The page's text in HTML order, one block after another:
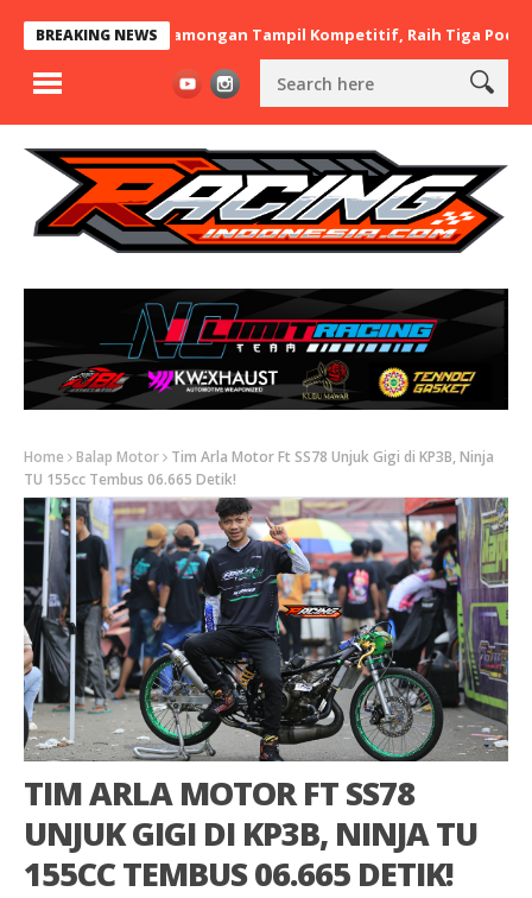
BREAKING NEWS
Asal Lamongan Tampil Kompetitif, Raih Tiga Podium di
Home Balap Motor
Tim Arla Motor Ft SS78 Unjuk Gigi di KP3B, Ninja
TU 155cc Tembus 06.665 Detik!
TIM ARLA MOTOR FT SS78
UNJUK GIGI DI KP3B, NINJA TU
155CC TEMBUS 06.665 DETIK!